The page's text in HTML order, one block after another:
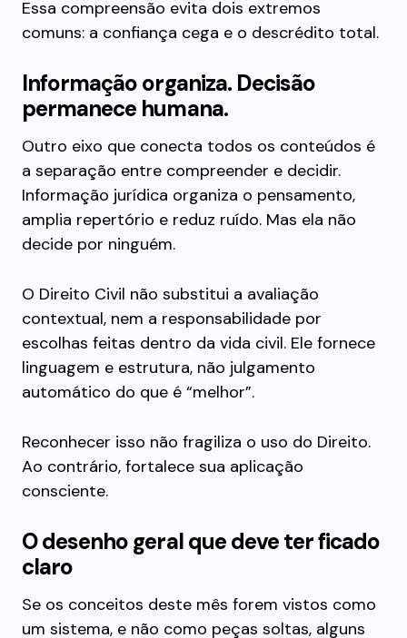
Essa compreensão evita dois extremos
comuns: a confiança cega e o descrédito total.
Informação organiza. Decisão
permanece humana.
Outro eixo que conecta todos os conteúdos é
a separação entre compreender e decidir.
Informação jurídica organiza o pensamento,
amplia repertório e reduz ruído. Mas ela não
decide por ninguém.
O Direito Civil não substitui a avaliação
contextual, nem a responsabilidade por
escolhas feitas dentro da vida civil. Ele fornece
linguagem e estrutura, não julgamento
automático do que é “melhor”.
Reconhecer isso não fragiliza o uso do Direito.
Ao contrário, fortalece sua aplicação
consciente.
O desenho geral que deve ter ficado
claro
Se os conceitos deste mês forem vistos como
um sistema, e não como peças soltas, alguns